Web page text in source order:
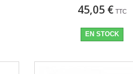
45,05 € TTC
EN STOCK